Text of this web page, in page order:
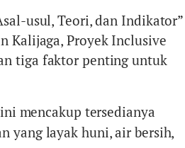
usul, Teori, dan Indikator”
Kalijaga, Proyek Inclusive
tiga faktor penting untuk
mencakup tersedianya
yang layak huni, air bersih,